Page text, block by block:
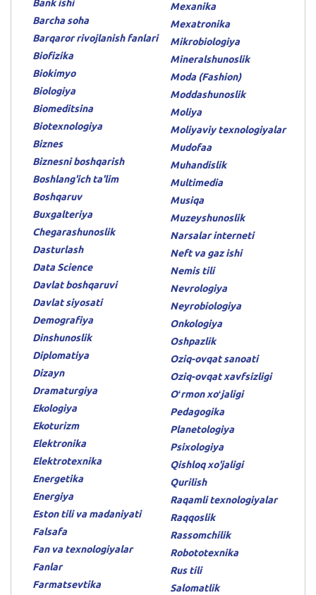
Bank ishi
Barcha soha
Barqaror rivojlanish fanlari
Biofizika
Biokimyo
Biologiya
Biomeditsina
Biotexnologiya
Biznes
Biznesni boshqarish
Boshlang'ich ta'lim
Boshqaruv
Buxgalteriya
Chegarashunoslik
Dasturlash
Data Science
Davlat boshqaruvi
Davlat siyosati
Demografiya
Dinshunoslik
Diplomatiya
Dizayn
Dramaturgiya
Ekologiya
Ekoturizm
Elektronika
Elektrotexnika
Energetika
Energiya
Eston tili va madaniyati
Falsafa
Fan va texnologiyalar
Fanlar
Farmatsevtika
Mexanika
Mexatronika
Mikrobiologiya
Mineralshunoslik
Moda (Fashion)
Moddashunoslik
Moliya
Moliyaviy texnologiyalar
Mudofaa
Muhandislik
Multimedia
Musiqa
Muzeyshunoslik
Narsalar interneti
Neft va gaz ishi
Nemis tili
Nevrologiya
Neyrobiologiya
Onkologiya
Oshpazlik
Oziq-ovqat sanoati
Oziq-ovqat xavfsizligi
Oʻrmon xoʻjaligi
Pedagogika
Planetologiya
Psixologiya
Qishloq xo'jaligi
Qurilish
Raqamli texnologiyalar
Raqqoslik
Rassomchilik
Robototexnika
Rus tili
Salomatlik